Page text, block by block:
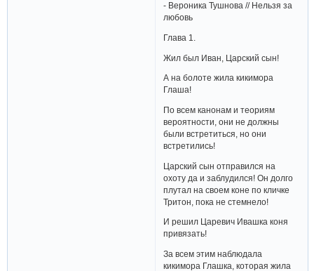
- Вероника Тушнова // Нельзя за
любовь
Глава 1.
Жил был Иван, Царский сын!
А на болоте жила кикимора
Глаша!
По всем канонам и теориям
вероятности, они не должны
были встретиться, но они
встретились!
Царский сын отправился на
охоту да и заблудился! Он долго
плутал на своем коне по кличке
Тритон, пока не стемнело!
И решил Царевич Ивашка коня
привязать!
За всем этим наблюдала
кикимора Глашка, которая жила